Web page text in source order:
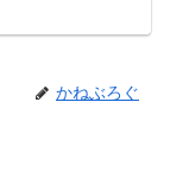
かねぶろぐ